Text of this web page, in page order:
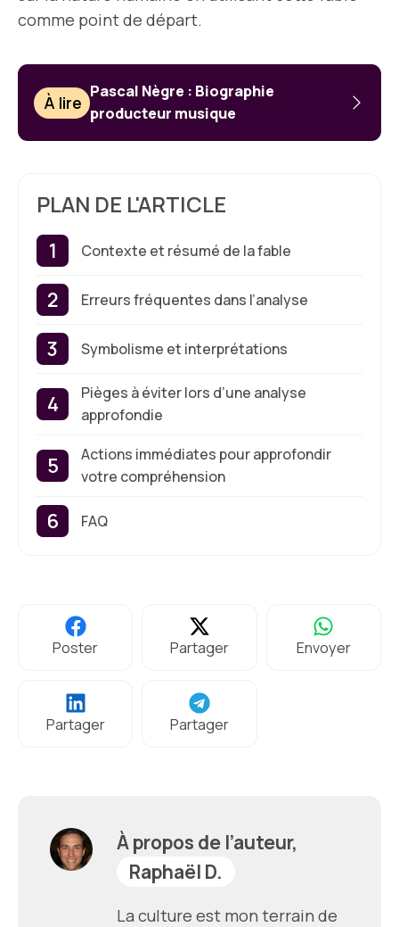
comme point de départ.
À lire
Pascal Nègre : Biographie
producteur musique
PLAN DE L'ARTICLE
Contexte et résumé de la fable
Erreurs fréquentes dans l’analyse
Symbolisme et interprétations
Pièges à éviter lors d’une analyse
approfondie
Actions immédiates pour approfondir
votre compréhension
FAQ
Poster Partager Envoyer
Partager Partager
À propos de l’auteur,
Raphaël D.
La culture est mon terrain de